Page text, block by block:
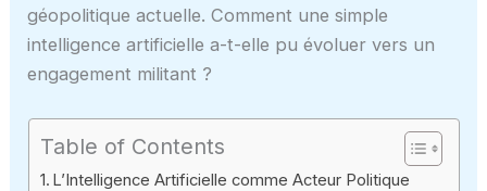
géopolitique actuelle. Comment une simple
intelligence artificielle a-t-elle pu évoluer vers un
engagement militant ?
Table of Contents
L’Intelligence Artificielle comme Acteur Politique